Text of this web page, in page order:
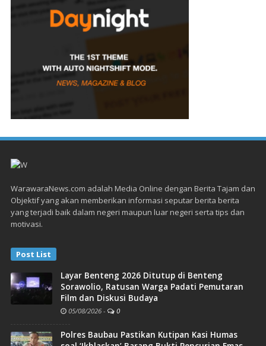
WarawaraNews.com adalah Media Online dengan Berita Tajam dan
Objektif yang akan memberikan informasi seputar berita berita
yang terjadi baik dalam negeri maupun luar negeri serta tips dan
motivasi.
Post List
Layar Benteng 2026 Ditutup di Benteng
Sorawolio, Ratusan Warga Padati Pemutaran
Film dan Diskusi Budaya
05/08/2026 - 0
Polres Baubau Pastikan Kutipan Kasi Humas